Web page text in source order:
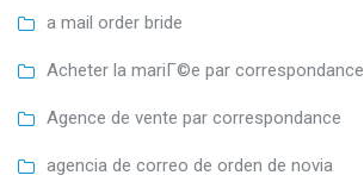
a mail order bride
Acheter la mariГ©e par correspondance
Agence de vente par correspondance
agencia de correo de orden de novia